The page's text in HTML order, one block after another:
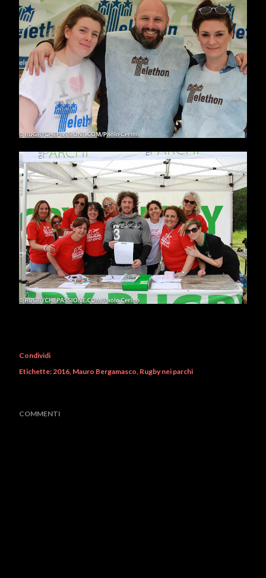
Condividi
Etichette: 2016 Mauro Bergamasco Rugby nei parchi
COMMENTI